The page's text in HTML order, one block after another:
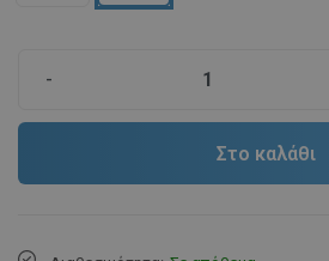
-
Στο καλάθι